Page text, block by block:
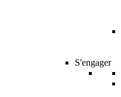
S'engager